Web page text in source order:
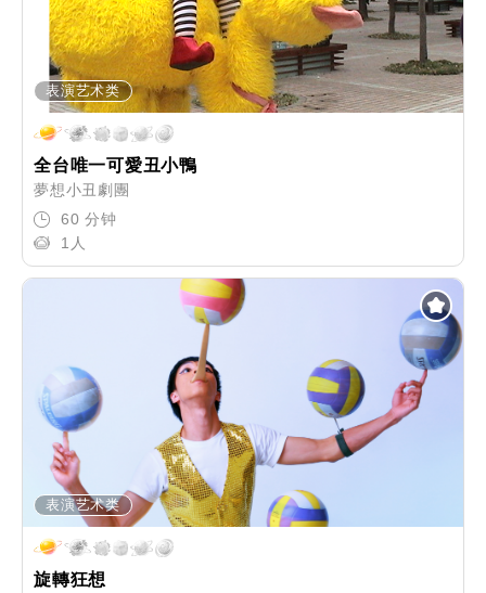
表演艺术类
全台唯一可愛丑小鴨
夢想小丑劇團
60 分钟
1人
表演艺术类
旋轉狂想